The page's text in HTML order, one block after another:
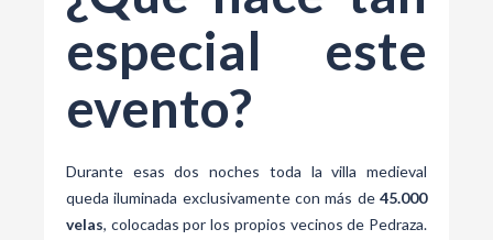
especial este
evento?
Durante esas dos noches toda la villa medieval
queda iluminada exclusivamente con más de 45.000
velas, colocadas por los propios vecinos de Pedraza.